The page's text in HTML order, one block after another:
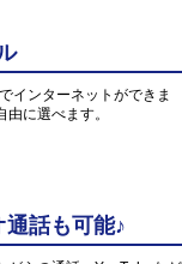
インターネットができま
に選べます。
話も可能♪